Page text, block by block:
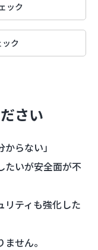
ック
ク
さい
らない」
たいが安全面が不
リティも強化した
せん。